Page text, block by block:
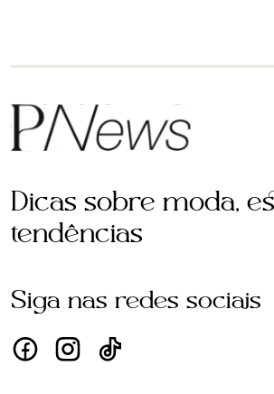
Dicas sobre moda,
tendências
Siga nas redes sociais